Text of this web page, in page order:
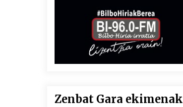
Zenbat Gara ekimenak